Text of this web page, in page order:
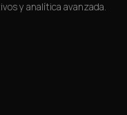
y analítica avanzada.